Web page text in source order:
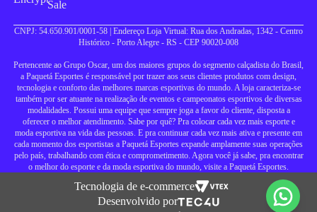
CNPJ: 54.650.901/0001-58 | Endereço Loja Virtual: Rua dos Andradas, 1342 - Centro
Histórico - Porto Alegre - RS - CEP 90020-008
Pertencente ao Grupo Oscar, um dos maiores grupos do segmento calçadista do Brasil,
a Paquetá Esportes é responsável por trazer aos seus clientes produtos com design,
tecnologia e conforto das melhores marcas esportivas do mundo. A loja caracteriza-se
também por ser atuante na realização de eventos e campeonatos esportivos de diversas
modalidades. Possui uma equipe que sempre joga a favor do cliente, disposta a
oferecer o melhor atendimento. Sabe por quê? Pra colocar cada vez mais esporte e
moda esportiva na vida das pessoas. E pra continuar cada vez mais ativa e presente em
cada momento dos esportistas a Paquetá Esportes expande amplamente suas operações
pelo país, trabalhando com ética e comprometimento. Agora você já sabe, pra encontrar
o melhor do esporte e da moda esportiva do mundo, visite a Paquetá Esportes.
Tecnologia de e-commerce
Desenvolvido por